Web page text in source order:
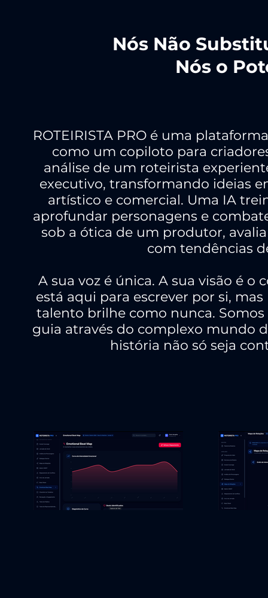
Nós Não
Nós o
ROTEIRISTA PRO é uma
como um copiloto para
análise de um roteirista
executivo, transformando ideias
artístico e comercial. Uma IA
aprofundar personagens e
sob a ótica de um produtor,
com tendências
A sua voz é única. A sua visão é o
está aqui para escrever por si,
talento brilhe como nunca.
guia através do complexo mundo
história não só seja